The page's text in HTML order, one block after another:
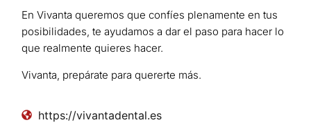
En Vivanta queremos que confíes plenamente en tus
posibilidades, te ayudamos a dar el paso para hacer lo
que realmente quieres hacer.
Vivanta, prepárate para quererte más.
https://vivantadental.es